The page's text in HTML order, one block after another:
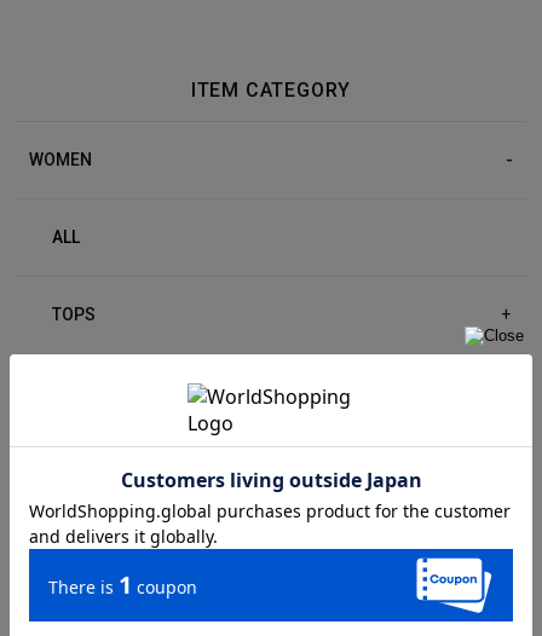
ITEM CATEGORY
WOMEN
ALL
TOPS +
DRESS/ONE-PIECE +
ACCESSORIES +